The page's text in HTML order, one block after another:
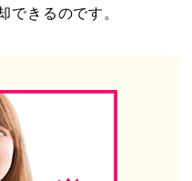
できるのです。